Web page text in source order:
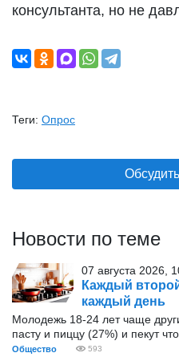
консультанта, но не
Теги: Опрос
Новости по теме
07 августа 2026,
Каждый
каждый день
Молодежь 18-24 лет чаще
пасту и пиццу (27%) и пекут
Общество 593